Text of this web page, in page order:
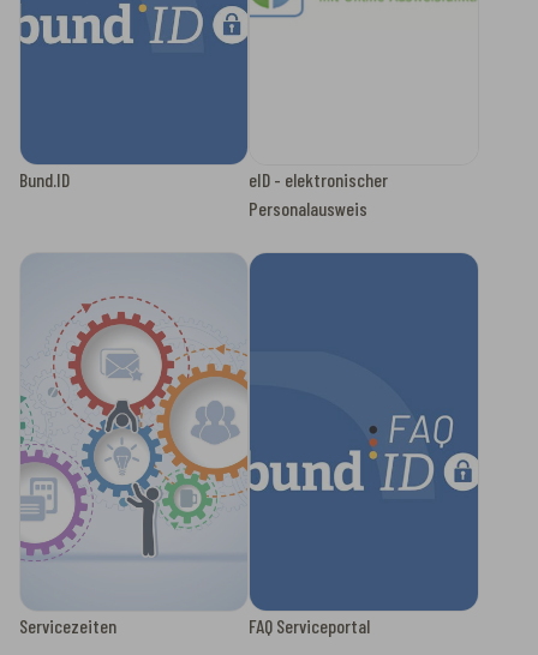
Bund.ID
eID - elektronischer
Personalausweis
Servicezeiten FAQ Serviceportal